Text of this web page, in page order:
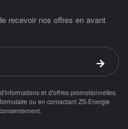
recevoir nos offres en avant
Valider
et d'offres promotionnelles.
ou en contactant ZS-Energie